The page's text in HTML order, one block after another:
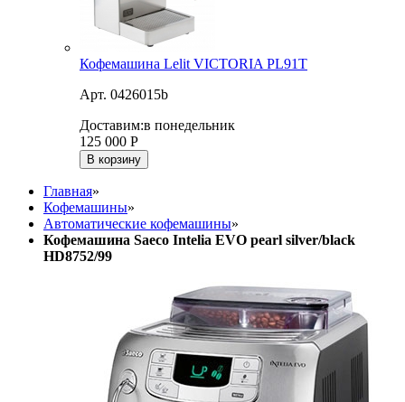
Кофемашина Lelit VICTORIA PL91T
Арт. 0426015b
Доставим:в понедельник
125 000 Р
В корзину
Главная»
Кофемашины»
Автоматические кофемашины»
Кофемашина Saeco Intelia EVO pearl silver/black
HD8752/99